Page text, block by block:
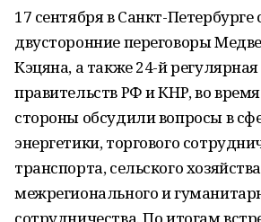
17 сентября в Санкт-Петербурге
двусторонние переговоры
Кэцяна, а также 24-й регулярная
правительств РФ и КНР, во
стороны обсудили вопросы в
энергетики, торгового
транспорта, сельского
межрегионального и